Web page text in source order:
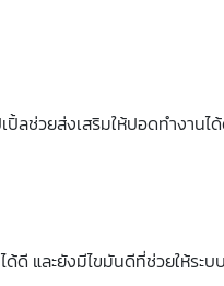
ลช่วยส่งเสริมให้ปอดทำงานไ
และยังมีไขมันดีที่ช่วยให้ระ